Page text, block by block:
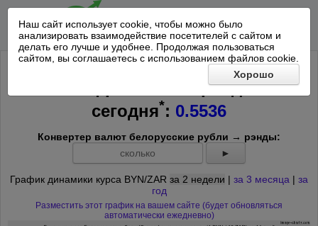
Наш сайт использует cookie, чтобы можно было
анализировать взаимодействие посетителей с сайтом и
делать его лучше и удобнее. Продолжая пользоваться
сайтом, вы соглашаетесь с использованием файлов cookie.
Хорошо
Курс Белорусского рубля к 10
Южноафриканским рэндам на
сегодня*: 0.5536
Конвертер валют белорусские рубли → рэнды:
►
График динамики курса BYN/ZAR за 2 недели | за 3 месяца | за
год
Разместить этот график на вашем сайте (будет обновляться
автоматически ежедневно)